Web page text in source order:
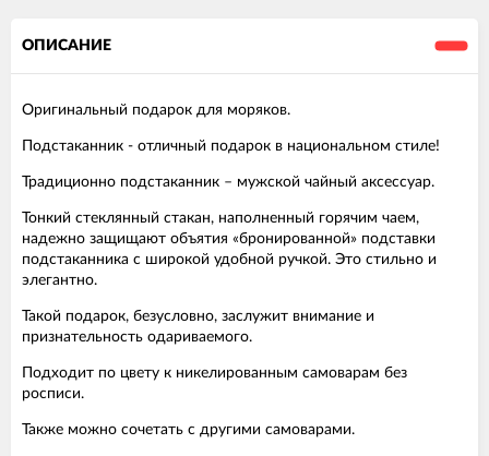
ОПИСАНИЕ
Оригинальный подарок для моряков.
Подстаканник - отличный подарок в национальном стиле!
Традиционно подстаканник – мужской чайный аксессуар.
Тонкий стеклянный стакан, наполненный горячим чаем,
надежно защищают объятия «бронированной» подставки
подстаканника с широкой удобной ручкой. Это стильно и
элегантно.
Такой подарок, безусловно, заслужит внимание и
признательность одариваемого.
Подходит по цвету к никелированным самоварам без
росписи.
Также можно сочетать с другими самоварами.